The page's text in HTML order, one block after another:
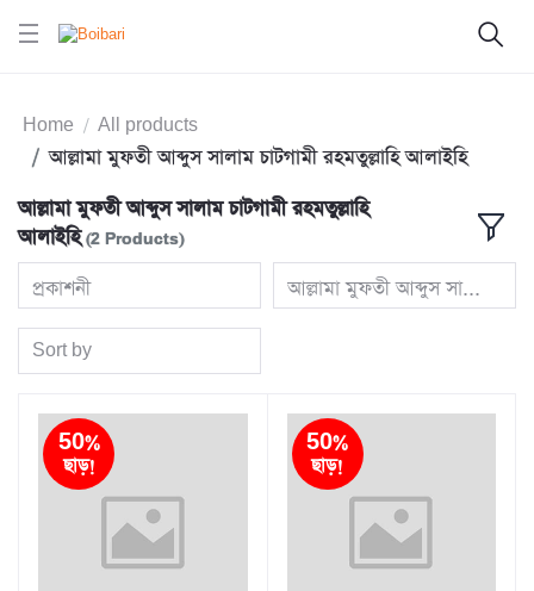
Home All products
আল্লামা মুফতী আব্দুস সালাম চাটগামী রহমতুল্লাহি আলাইহি
আল্লামা মুফতী আব্দুস সালাম চাটগামী রহমতুল্লাহি
আলাইহি(2 Products)
প্রকাশনী আল্লামা মুফতী আব্দুস সালাম
Sort by
50%
ছাড়!
50%
ছাড়!